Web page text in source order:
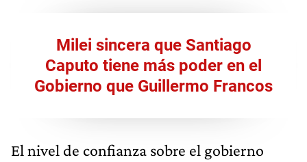
Milei sincera que Santiago
Caputo tiene más poder en el
Gobierno que Guillermo Francos
El nivel de confianza sobre el gobierno